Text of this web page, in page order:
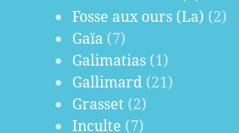
Fosse aux ours (La) (2)
Gaïa (7)
Galimatias (1)
Gallimard (21)
Grasset (2)
Inculte (7)